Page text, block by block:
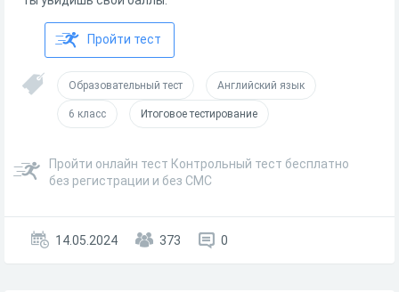
Пройти тест
Образовательный тест Английский язык
6 класс Итоговое тестирование
Пройти онлайн тест Контрольный тест бесплатно
без регистрации и без СМС
14.05.2024 373 0